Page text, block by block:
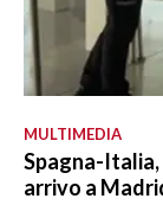
MULTIMEDIA
Spagna-
arrivo a